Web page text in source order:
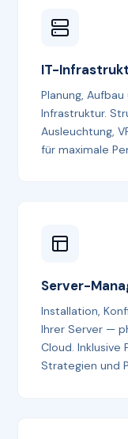
IT-
Planung,
Infrastruktur.
Ausleuchtung,
für maximale
Server-
Installation,
Ihrer Server —
Cloud.
Strategien und